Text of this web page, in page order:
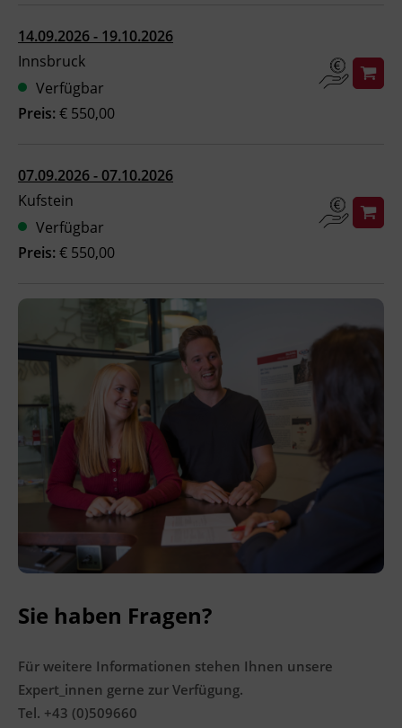
Ingenieurzertifizierung
Deutsch und Integration
Akademisches Studienzentrum
Digitales Lernen
BFI Reutte
BFI Schwaz
14.09.2026 - 19.10.2026
Innsbruck
Verfügbar
Preis: € 550,00
07.09.2026 - 07.10.2026
Kufstein
Verfügbar
Preis: € 550,00
Sie haben Fragen?
Für weitere Informationen stehen Ihnen unsere
Expert_innen gerne zur Verfügung.
Tel. +43 (0)509660